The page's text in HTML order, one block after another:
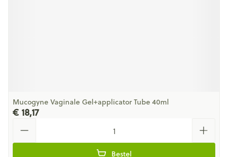
Mucogyne Vaginale Gel+applicator Tube 40ml
€ 18,17
Bestel